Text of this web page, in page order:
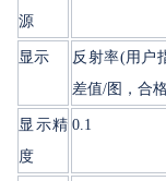
源
显示
反射率(用户
差值/图，合
显示精
度
0.1